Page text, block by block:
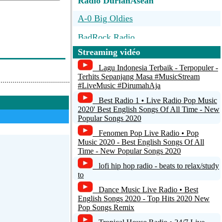
A-0 Big Oldies
BadRock Radio
RadioHawana
MuzFM
SALSA INTERACTIVA RADIO SIR
Streaming vidéo
Lagu Indonesia Terbaik - Terpopuler -
Terhits Sepanjang Masa #MusicStream
#LiveMusic #DirumahAja
Best Radio 1 • Live Radio Pop Music
2020' Best English Songs Of All Time - New
Popular Songs 2020
Fenomen Pop Live Radio • Pop
Music 2020 - Best English Songs Of All
Time - New Popular Songs 2020
lofi hip hop radio - beats to relax/study
to
Dance Music Live Radio • Best
English Songs 2020 - Top Hits 2020 New
Pop Songs Remix